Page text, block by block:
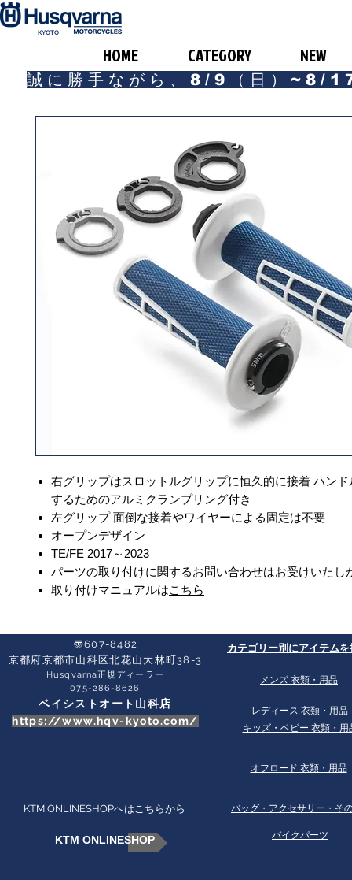
​KYOTO
HOME CATEGORY NEW
誠に勝手ながら、8/9（日）~8/
右グリップはスロットルグリップに恒久的に接着 ハン
するためのアルミクランプリング付き
左グリップ 面倒な接着やワイヤーによる固定は不要
オープンデザイン
TE/FE 2017～2023
パーツの取り付けに関するお問い合わせはお受けいたし
取り付けマニュアルはこちら
〠607-8482
京都府京都市山科区北花山大林町38-3​
Husqvarna正規ディーラー
​075-286-8626
ベイシストオート山科店
https://www.hqv-kyoto.com/
カテゴリー別にアイテムを
​メンズ 衣類・用品
​レディース 衣類・用品
キッズ・ベビー 衣類・用
オフロード 衣類・用品
KTM ONLINESHOPへはこちらから
KTM ONLINESHOP
バッグ・アクセサリー・そ
バイクパーツ